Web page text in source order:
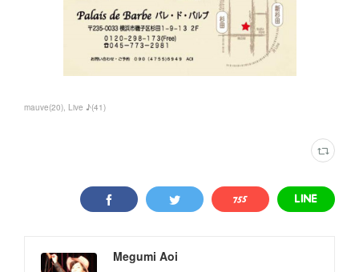
mauve(20) Live ♪(41)
Megumi Aoi